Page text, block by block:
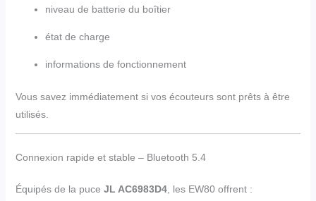
niveau de batterie du boîtier
état de charge
informations de fonctionnement
Vous savez immédiatement si vos écouteurs sont prêts à être
utilisés.
Connexion rapide et stable – Bluetooth 5.4
Équipés de la puce JL AC6983D4, les EW80 offrent :